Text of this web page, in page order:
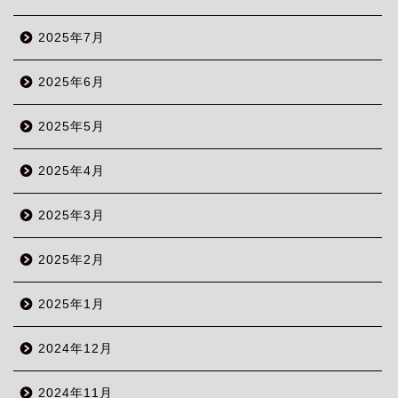
2025年7月
2025年6月
2025年5月
2025年4月
2025年3月
2025年2月
2025年1月
2024年12月
2024年11月